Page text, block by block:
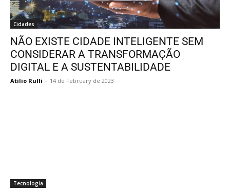
Cidades
NÃO EXISTE CIDADE INTELIGENTE SEM
CONSIDERAR A TRANSFORMAÇÃO
DIGITAL E A SUSTENTABILIDADE
Atilio Rulli - 14 de February de 2023
Tecnologia